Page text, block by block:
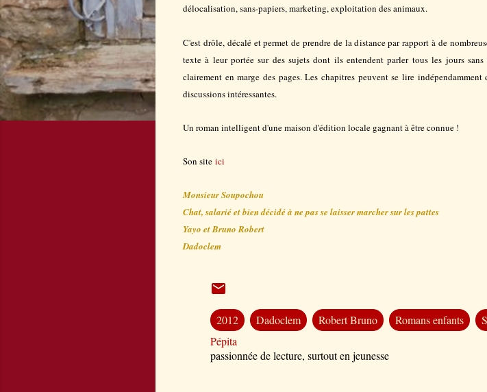
délocalisation, sans-papiers, marketing, exploitation des animaux.
C'est drôle, décalé et permet de prendre de la distance par rapport à de
texte à leur portée sur des sujets dont ils entendent parler tous les jours
clairement en marge des pages. Les chapitres peuvent se lire
discussions intéressantes.
Un roman intelligent d'une maison d'édition locale gagnant à être connue !
Son site ici
Monsieur Soupochou
Chat, salarié et bien décidé à ne pas se laisser marcher sur les pattes
Yayo et Bruno Robert
Dadoclem
2012 Dadoclem Robert Bruno Romans enfants
Pépita
passionnée de lecture, surtout en jeunesse